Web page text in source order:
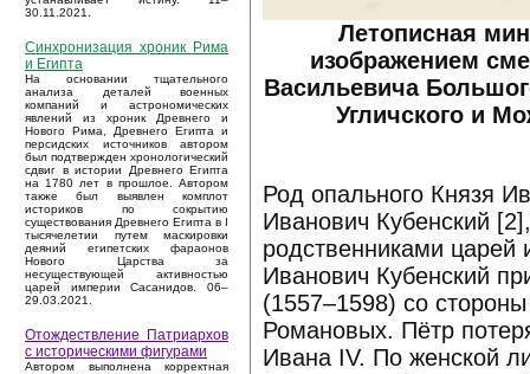
30.11.2021.
Синхронизация хроник Рима
и Египта
На основании тщательного
анализа деталей военных
компаний и астрономических
явлений из хроник Древнего и
Нового Рима, Древнего Египта и
персидских источников автором
был подтвержден хронологический
сдвиг в истории Древнего Египта
на 1780 лет в прошлое. Автором
также был выявлен комплот
историков по сокрытию
существования Древнего Египта в I
тысячелетии путем маскировки
деяний египетских фараонов
Нового Царства за
несуществующей активностью
царей империи Сасанидов. 06–
29.03.2021.
Отождествление Патриархов
с историческими фигурами
Автором выполнена корректная
Летописная
изображением
Васильевича
Угличского и
Род опального Князя
Иванович Кубенский
родственниками
Иванович Кубенский
(1557–1598) со
Романовых. Пётр
Ивана IV. По женской